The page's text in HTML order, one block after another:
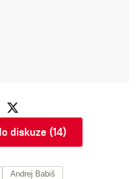
diskuze (14)
Andrej Babiš